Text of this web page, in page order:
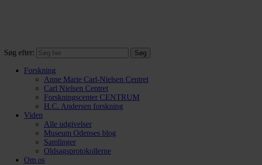
Søg efter:
Forskning
Anne Marie Carl-Nielsen Centret
Carl Nielsen Centret
Forsknings­center CENTRUM
H.C. Andersen forskning
Viden
Alle udgivelser
Museum Odenses blog
Samlinger
Oldsagsprotokollerne
Om os